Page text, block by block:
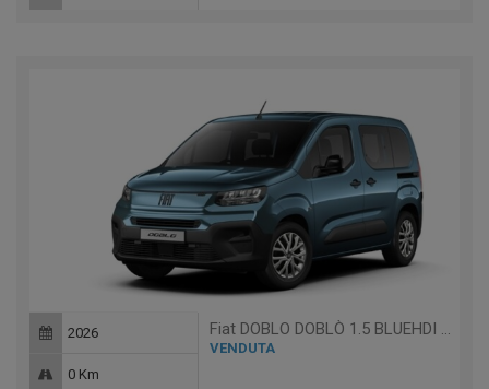
Fiat DOBLO DOBLÒ 1.5 BLUEHDI 100 CV PC
VENDUTA
2026
0 Km